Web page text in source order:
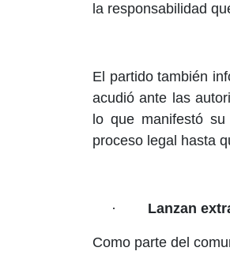
la responsabilidad
El partido también
acudió ante las
lo que manifestó
proceso legal hasta
· Lanzan
Como parte del